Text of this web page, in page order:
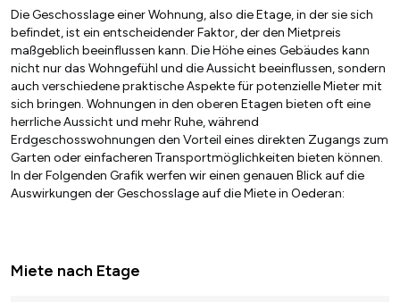
Die Geschosslage einer Wohnung, also die Etage, in der sie sich
befindet, ist ein entscheidender Faktor, der den Mietpreis
maßgeblich beeinflussen kann. Die Höhe eines Gebäudes kann
nicht nur das Wohngefühl und die Aussicht beeinflussen, sondern
auch verschiedene praktische Aspekte für potenzielle Mieter mit
sich bringen. Wohnungen in den oberen Etagen bieten oft eine
herrliche Aussicht und mehr Ruhe, während
Erdgeschosswohnungen den Vorteil eines direkten Zugangs zum
Garten oder einfacheren Transportmöglichkeiten bieten können.
In der Folgenden Grafik werfen wir einen genauen Blick auf die
Auswirkungen der Geschosslage auf die Miete in Oederan:
Miete nach Etage